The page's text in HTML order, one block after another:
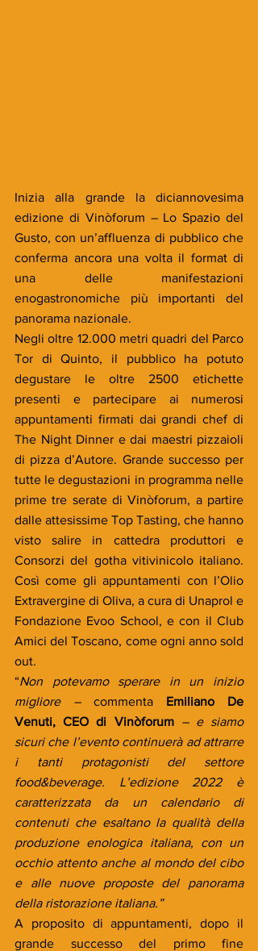
Inizia alla grande la diciannovesima
edizione di Vinòforum – Lo Spazio del
Gusto, con un’affluenza di pubblico che
conferma ancora una volta il format di
una delle manifestazioni
enogastronomiche più importanti del
panorama nazionale.
Negli oltre 12.000 metri quadri del Parco
Tor di Quinto, il pubblico ha potuto
degustare le oltre 2500 etichette
presenti e partecipare ai numerosi
appuntamenti firmati dai grandi chef di
The Night Dinner e dai maestri pizzaioli
di pizza d’Autore. Grande successo per
tutte le degustazioni in programma nelle
prime tre serate di Vinòforum, a partire
dalle attesissime Top Tasting, che hanno
visto salire in cattedra produttori e
Consorzi del gotha vitivinicolo italiano.
Così come gli appuntamenti con l’Olio
Extravergine di Oliva, a cura di Unaprol e
Fondazione Evoo School, e con il Club
Amici del Toscano, come ogni anno sold
out.
“Non potevamo sperare in un inizio
migliore – commenta Emiliano De
Venuti, CEO di Vinòforum – e siamo
sicuri che l’evento continuerà ad attrarre
i tanti protagonisti del settore
food&beverage. L’edizione 2022 è
caratterizzata da un calendario di
contenuti che esaltano la qualità della
produzione enologica italiana, con un
occhio attento anche al mondo del cibo
e alle nuove proposte del panorama
della ristorazione italiana.”
A proposito di appuntamenti, dopo il
grande successo del primo fine